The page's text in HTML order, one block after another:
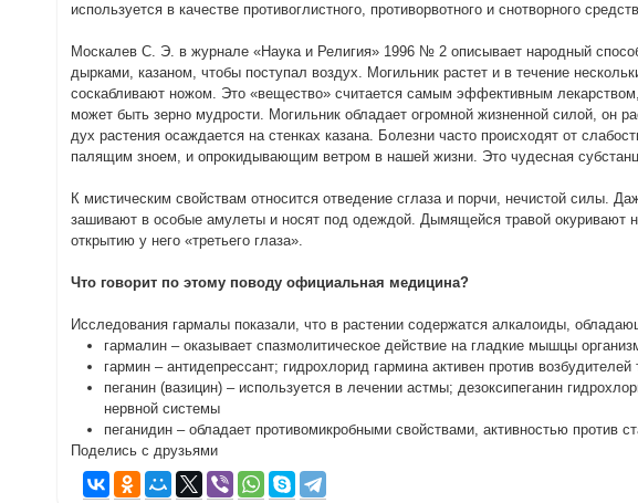
используется в качестве противоглистного, противорвотного и снотворного
Москалев С. Э. в журнале «Наука и Религия» 1996 № 2 описывает народный
дырками, казаном, чтобы поступал воздух. Могильник растет и в течение
соскабливают ножом. Это «вещество» считается самым эффективным
может быть зерно мудрости. Могильник обладает огромной жизненной силой, он
дух растения осаждается на стенках казана. Болезни часто происходят от
палящим зноем, и опрокидывающим ветром в нашей жизни. Это чудесная
К мистическим свойствам относится отведение сглаза и порчи, нечистой
зашивают в особые амулеты и носят под одеждой. Дымящейся травой окуривают
открытию у него «третьего глаза».
Что говорит по этому поводу официальная медицина?
Исследования гармалы показали, что в растении содержатся алкалоиды,
гармалин – оказывает спазмолитическое действие на гладкие мышцы
гармин – антидепрессант; гидрохлорид гармина активен против
пеганин (вазицин) – используется в лечении астмы; дезоксипеганин
нервной системы
пеганидин – обладает противомикробными свойствами, активностью против
Поделись с друзьями